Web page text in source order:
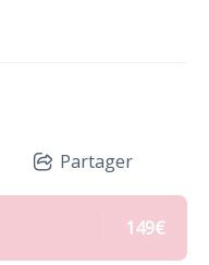
Partager
149€